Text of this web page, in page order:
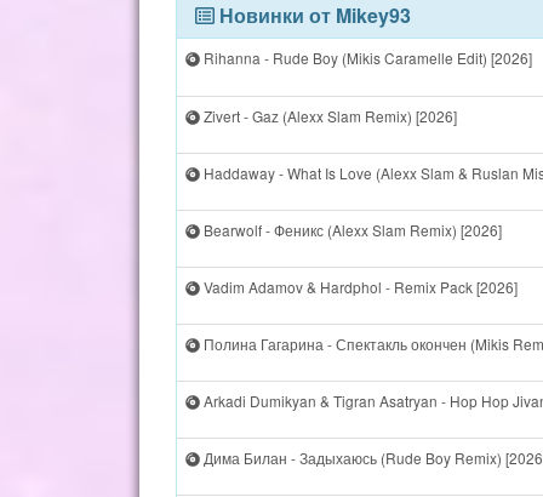
Новинки от Mikey93
Rihanna - Rude Boy (Mikis Caramelle Edit) [2026]
Zivert - Gaz (Alexx Slam Remix) [2026]
Haddaway - What Is Love (Alexx Slam & Ruslan
Bearwolf - Феникс (Alexx Slam Remix) [2026]
Vadim Adamov & Hardphol - Remix Pack [2026]
Полина Гагарина - Спектакль окончен (Mikis
Arkadi Dumikyan & Tigran Asatryan - Hop Hop
Дима Билан - Задыхаюсь (Rude Boy Remix)